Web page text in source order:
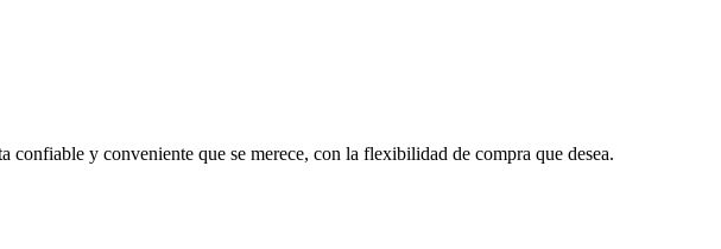
confiable y conveniente que se merece, con la flexibilidad de compra que desea.